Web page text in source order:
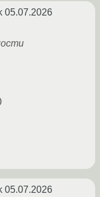
05.07.2026
05.07.2026